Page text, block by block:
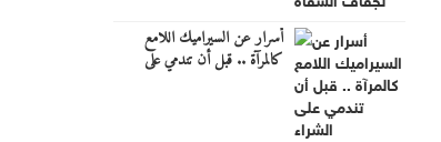
أسرار عن السيراميك اللامع
كالمرآة .. قبل أن تندمي على